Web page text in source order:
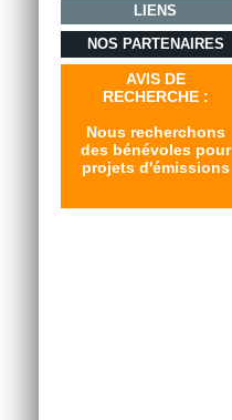
LIENS
NOS PARTENAIRES
AVIS DE
RECHERCHE :
Nous recherchons
des bénévoles pour
projets d'émissions